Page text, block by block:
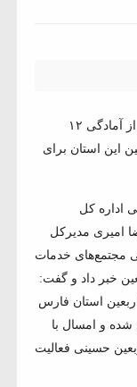
مدیرکل راهداری و حمل‌ونقل جاده‌ای فارس از آمادگی ۱۲
این استان برای
اداره کل
امیری مدیرکل
مجتمع‌های خدمات
خبر داد و گفت:
استان فارس
شده و امسال با
حسینی فعالیت